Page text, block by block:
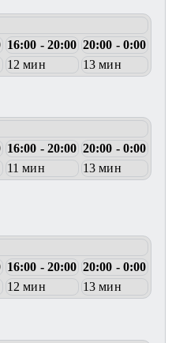
16:00 - 20:00 20:00 - 0:00
12 мин 13 мин
16:00 - 20:00 20:00 - 0:00
11 мин
13 мин
16:00 - 20:00 20:00 - 0:00
12 мин 13 мин